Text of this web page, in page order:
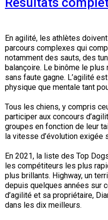
Chiens de berger
Appenzeller sennenhund
Bouvier australien
Kelpie australien
Berger australien
Colley barbu
Beauceron
Lévriers et chiens courants
Lévrier afghan
Azawakh
Basenji
Beagle
Chien de St-Hubert
Chiens de compagnie
Chien esquimau américain
Chien esquimau américain
Terrier de Boston
Bouledogue anglais
Chiens de sport
Barbet
Braque français (Pyrénées)
Braque d'Auvergne
Terriers
Terrier Nu Américain
Terrier américain du
Affenpinscher
Chien esquimau américain
Chiens de travail
Akita
Je veux devenir évaluateur
Ressources pour les
Organiser un test CGN
Nutrition
Santé
Toilettage
Chien égaré
Informations sur
Quoi de neuf?
FAQ
Profilage d'ADN
Programme intégré sur la
Éducation des éleveurs
Soutien à la communauté
Stratégies en matière de
Programme de certification
Ressources éducatives
CONDITIONS
Groupe 1 - Chiens de sport
Groupe 3 - Chiens-de-
Groupe 4 - Terriers
Programme de soutien aux
L'importation des chiens
Bureau des commandes
L’Exposition du
Aperçu des événements
Agilité
Concours sur le terrain
Programme Bon voisin
Expositions de
Épreuve de chien de trait
Calendrier - événements
CanuckDogs.com
Procédure pour enregistrer
Top Dogs
Top Dogs 2025
Assemblée générale
Formulaires
Le courrier canin
Adhésion au CCC
Sociétés affiliées
Royal Canin
Days Inn
Dodge
Adhésion au CCC
M9C 5K6
9 h à 17 h
HNE
Adhésion Plus – sans frais
Bureau des commandes
orderdesk@ckc.ca
En agilité, les athlètes
parcours complexes qui
notamment des sauts, des
balançoire. Le binôme le
sans faute gagne. L’agilité
physique que mentale tant
Tous les chiens, y compris
participer aux concours
groupes en fonction de leur
la vitesse d’évolution exigée
En 2021, la liste des Top
les compétiteurs les plus
plus brillants. Highway, un
depuis quelques années sur
d’agilité et sa propriétaire,
dans les dix meilleurs.